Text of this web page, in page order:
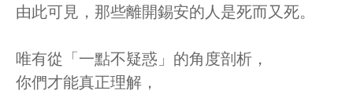
由此可見，那些離開錫安的人是死而又死。
唯有從「一點不疑惑」的角度剖析，
你們才能真正理解，